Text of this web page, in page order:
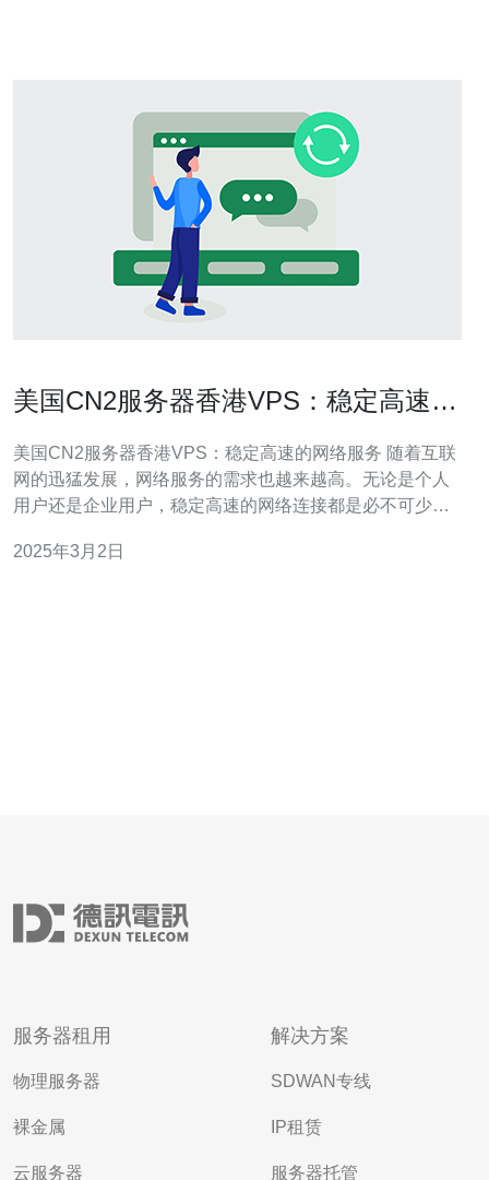
美国CN2服务器香港VPS：稳定高速的
美国CN2服务器香港VPS：稳定高速的网络服务 随着互联
网的迅猛发展，网络服务的需求也越来越高。无论是个人
用户还是企业用户，稳定高速的网络连接都是必不可少
服务，满足了用户对高速稳定连接的需求。 首先，我们来
2025年3月2日
服务器租用
物理服务器
裸金属
云服务器
解决方案
SDWAN专线
IP租赁
服务器托管